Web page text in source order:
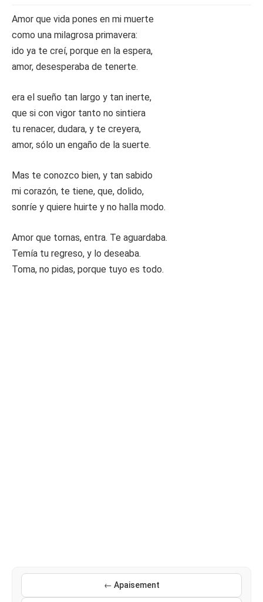
Amor que vida pones en mi muerte
como una milagrosa primavera:
ido ya te creí, porque en la espera,
amor, desesperaba de tenerte.
era el sueño tan largo y tan inerte,
que si con vigor tanto no sintiera
tu renacer, dudara, y te creyera,
amor, sólo un engaño de la suerte.
Mas te conozco bien, y tan sabido
mi corazón, te tiene, que, dolido,
sonríe y quiere huirte y no halla modo.
Amor que tornas, entra. Te aguardaba.
Temía tu regreso, y lo deseaba.
Toma, no pidas, porque tuyo es todo.
← Apaisement